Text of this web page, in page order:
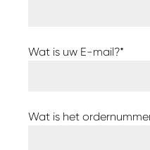
Wat is uw E-mail?*
Wat is het